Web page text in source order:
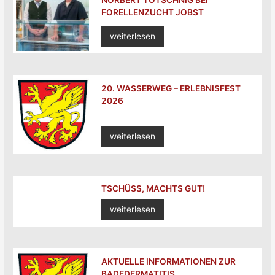
FORELLENZUCHT JOBST
weiterlesen
20. WASSERWEG – ERLEBNISFEST
2026
weiterlesen
TSCHÜSS, MACHTS GUT!
weiterlesen
AKTUELLE INFORMATIONEN ZUR